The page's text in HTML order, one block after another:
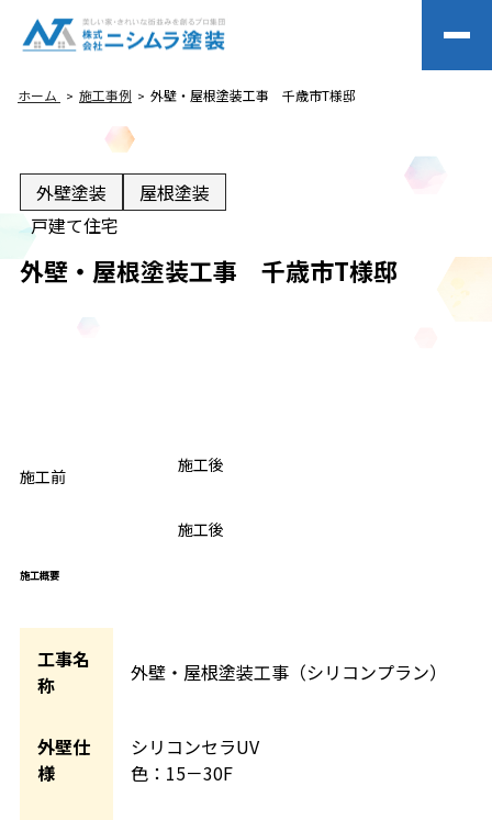
ホーム 施工事例 外壁・屋根塗装工事 千歳市T様邸
外壁塗装
屋根塗装
戸建て住宅
外壁・屋根塗装工事 千歳市T様邸
施工前
AFTER
施工後
AFTER
施工後
施工概要
工事名
称
外壁・屋根塗装工事（シリコンプラン）
外壁仕
様
シリコンセラUV
色：15－30F